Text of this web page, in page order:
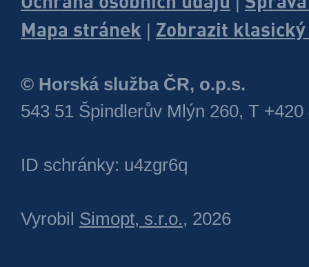
Mapa stránek
Zobrazit
© Horská služba ČR, o.p.s.
543 51 Špindlerův Mlýn 260, T +420
ID schránky: u4zgr6q
Vyrobil Simopt, s.r.o., 2026